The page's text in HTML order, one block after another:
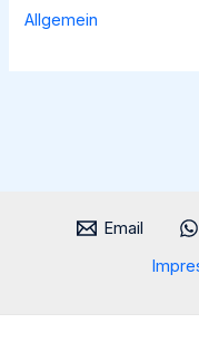
ein
Allgemein
Email